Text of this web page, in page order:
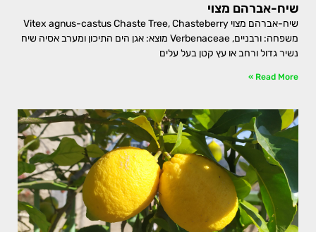
שיח-אברהם מצוי
שיח-אברהם מצוי Vitex agnus-castus Chaste Tree, Chasteberry
משפחה: ורבניים, Verbenaceae מוצא: אגן הים התיכון ומערב אסיה שיח
נשיר גדול ורחב או עץ קטן בעל עלים
Read More »